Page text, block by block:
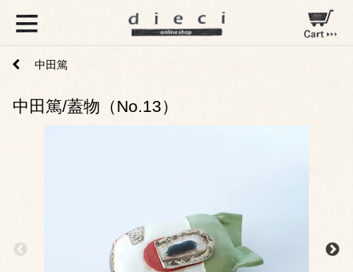
中田篤
中田篤/蓋物（No.13）